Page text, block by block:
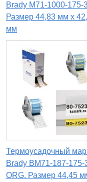
Brady M71-1000-175-
Размер 44,83 мм х
мм
Термоусадочный
Brady BM71-187-175-
ORG. Размер 44,45